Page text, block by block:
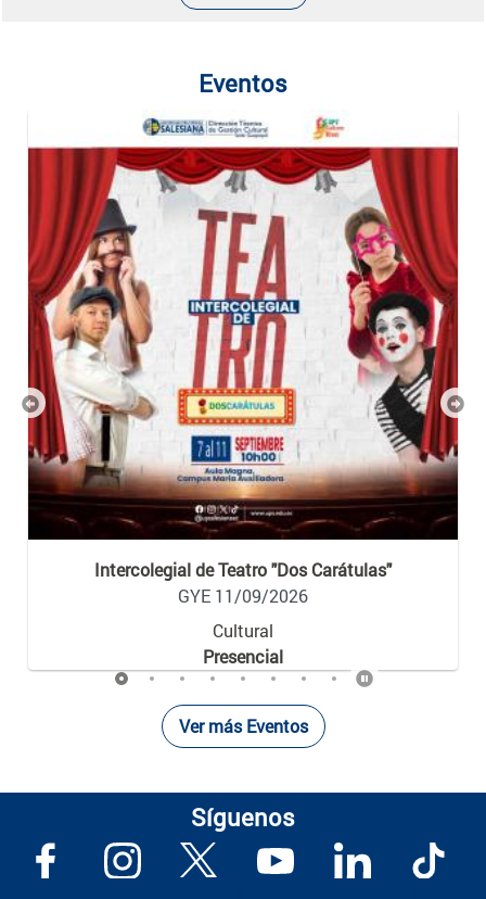
Eventos
Intercolegial de Teatro "Dos Carátulas"
GYE 11/09/2026
Cultural
Presencial
Previous
Ver más Eventos
Síguenos